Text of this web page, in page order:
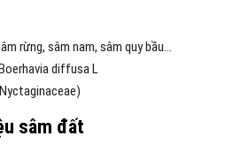
rừng, sâm nam, sâm quy bầu…
diffusa L
sâm đất